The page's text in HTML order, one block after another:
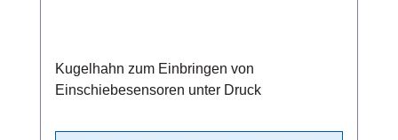
Kugelhahn zum Einbringen von
Einschiebesensoren unter Druck